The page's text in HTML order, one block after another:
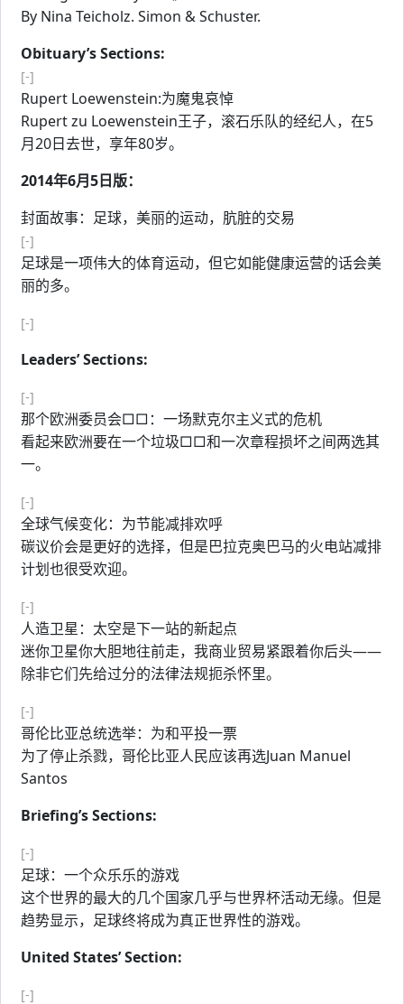
By Nina Teicholz. Simon & Schuster.
Obituary’s Sections:
[-]
Rupert Loewenstein:为魔鬼哀悼
Rupert zu Loewenstein王子，滚石乐队的经纪人，在5
月20日去世，享年80岁。
2014年6月5日版：
封面故事：足球，美丽的运动，肮脏的交易
[-]
足球是一项伟大的体育运动，但它如能健康运营的话会美
丽的多。
[-]
Leaders’ Sections:
[-]
那个欧洲委员会□□：一场默克尔主义式的危机
看起来欧洲要在一个垃圾□□和一次章程损坏之间两选其
一。
[-]
全球气候变化：为节能减排欢呼
碳议价会是更好的选择，但是巴拉克奥巴马的火电站减排
计划也很受欢迎。
[-]
人造卫星：太空是下一站的新起点
迷你卫星你大胆地往前走，我商业贸易紧跟着你后头——
除非它们先给过分的法律法规扼杀怀里。
[-]
哥伦比亚总统选举：为和平投一票
为了停止杀戮，哥伦比亚人民应该再选Juan Manuel
Santos
Briefing’s Sections:
[-]
足球：一个众乐乐的游戏
这个世界的最大的几个国家几乎与世界杯活动无缘。但是
趋势显示，足球终将成为真正世界性的游戏。
United States’ Section:
[-]